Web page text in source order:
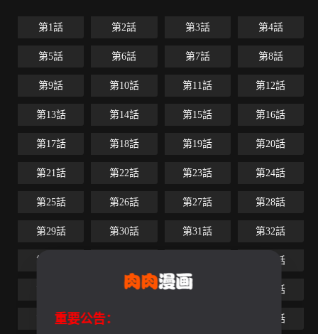
第1話 第2話 第3話 第4話
第5話 第6話 第7話 第8話
第9話 第10話 第11話 第12話
第13話 第14話 第15話 第16話
第17話 第18話 第19話 第20話
第21話 第22話 第23話 第24話
第25話 第26話 第27話 第28話
第29話 第30話 第31話 第32話
第33話 第36話
第38話 第39話 第40話
第41話 第42話 第44話
重要公告：